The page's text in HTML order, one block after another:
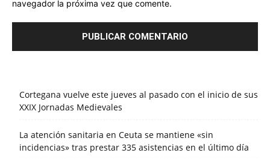
navegador la próxima vez que comente.
Cortegana vuelve este jueves al pasado con el inicio de sus
XXIX Jornadas Medievales
La atención sanitaria en Ceuta se mantiene «sin
incidencias» tras prestar 335 asistencias en el último día